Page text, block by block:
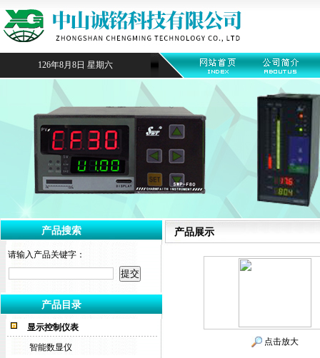
126年8月8日 星期六
产品搜索
请输入产品关键字：
产品目录
显示控制仪表
智能数显仪
产品展示
点击放大